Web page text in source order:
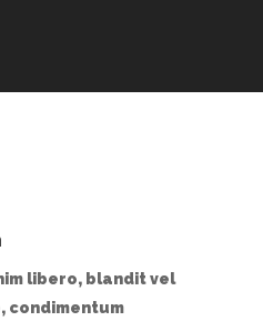
libero, blandit vel
condimentum